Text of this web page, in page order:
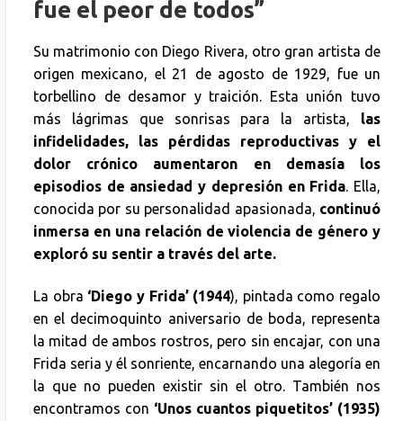
fue el peor de todos”
Su matrimonio con Diego Rivera, otro gran artista de
origen mexicano, el 21 de agosto de 1929, fue un
torbellino de desamor y traición. Esta unión tuvo
más lágrimas que sonrisas para la artista, las
infidelidades, las pérdidas reproductivas y el
dolor crónico aumentaron en demasía los
episodios de ansiedad y depresión en Frida . Ella,
conocida por su personalidad apasionada, continuó
inmersa en una relación de violencia de género y
exploró su sentir a través del arte.
La obra ‘Diego y Frida’ (1944), pintada como regalo
en el decimoquinto aniversario de boda, representa
la mitad de ambos rostros, pero sin encajar, con una
Frida seria y él sonriente, encarnando una alegoría en
la que no pueden existir sin el otro. También nos
encontramos con ‘Unos cuantos piquetitos’ (1935)